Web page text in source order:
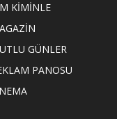
KİMİNLE
GÜNLER
PANOSU